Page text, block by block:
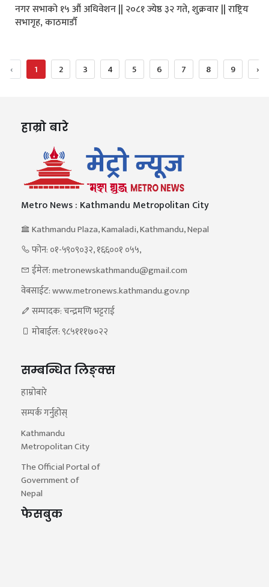
नगर सभाको १५ औं अधिवेशन || २०८१ ज्येष्ठ ३२ गते, शुक्रवार || राष्ट्रिय
सभागृह, काठमाडौँ
‹ 1 2 3 4 5 6 7 8 9 ›
हाम्रो बारे
Metro News : Kathmandu Metropolitan City
Kathmandu Plaza, Kamaladi, Kathmandu, Nepal
फोन: ०१-५९०९०३२, १६६००१ ०५५,
ईमेल: metronewskathmandu@gmail.com
वेबसाईट: www.metronews.kathmandu.gov.np
सम्पादक: चन्द्रमणि भट्टराई
मोबाईल: ९८५१११७०२२
सम्बन्धित लिङ्क्स
हाम्रोबारे
सम्पर्क गर्नुहोस्
Kathmandu
Metropolitan City
The Official Portal of
Government of
Nepal
फेसबुक